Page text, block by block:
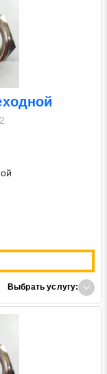
Выбрать услугу: